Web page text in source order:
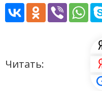
Читать: